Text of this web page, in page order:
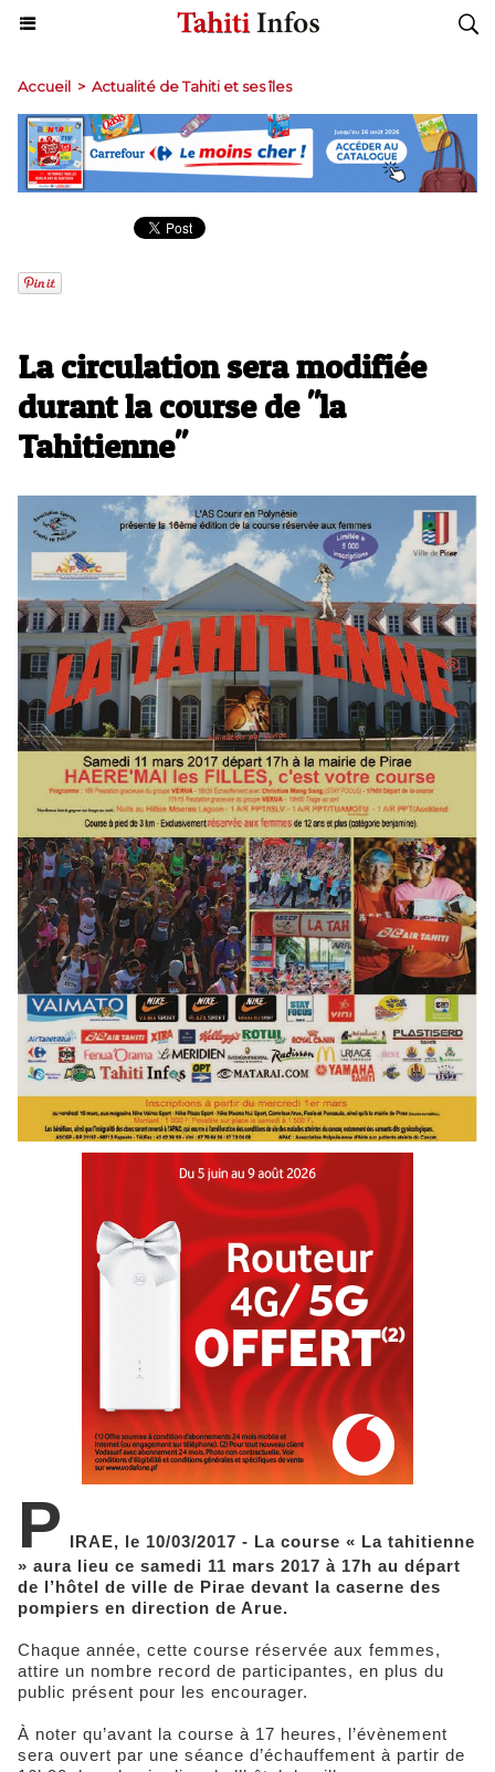
Accueil > Actualité de Tahiti et ses îles
La circulation sera modifiée
durant la course de "la
Tahitienne"
P
IRAE, le 10/03/2017 - La course « La tahitienne
» aura lieu ce samedi 11 mars 2017 à 17h au départ
de l’hôtel de ville de Pirae devant la caserne des
pompiers en direction de Arue.
Chaque année, cette course réservée aux femmes,
attire un nombre record de participantes, en plus du
public présent pour les encourager.
À noter qu’avant la course à 17 heures, l’évènement
sera ouvert par une séance d’échauffement à partir de